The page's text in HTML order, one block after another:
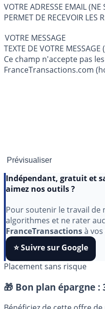
VOTRE ADRESSE EMAIL (NE
PERMET DE RECEVOIR LES
VOTRE MESSAGE
Ce champ n'accepte pas
FranceTransactions.com
aimez nos outils ?
Pour soutenir le travail de
algorithmes et ne rater
FranceTransactionsà vos
⭐️ Suivre sur Google
Placement sans risque
🎁 Bon plan épargne :